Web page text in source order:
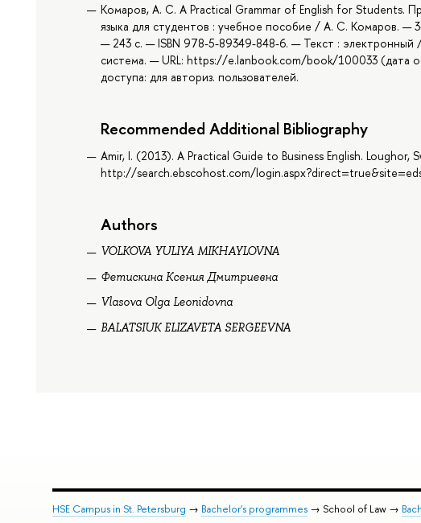
Комаров, А. С. A Practical Grammar of English for Students.
языка для студентов : учебное пособие / А. С. Комаров.
— 243 с. — ISBN 978-5-89349-848-6. — Текст : электронный
система. — URL: https://e.lanbook.com/book/100033 (дата
доступа: для авториз. пользователей.
Recommended Additional Bibliography
Amir, I. (2013). A Practical Guide to Business English. Loughor,
http://search.ebscohost.com/
Authors
VOLKOVA YULIYA MIKHAYLOVNA
Фетискина Ксения Дмитриевна
Vlasova Olga Leonidovna
BALATSIUK ELIZAVETA SERGEEVNA
HSE Campus in St. Petersburg → Bachelor's programmes→ School of Law →